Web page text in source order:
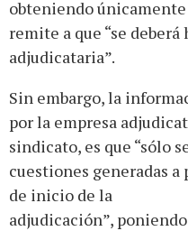
obteniendo únicamente
remite a que “se
adjudicataria”.
Sin embargo, la
por la empresa
sindicato, es que “sólo
cuestiones generadas
de inicio de la
adjudicación”,